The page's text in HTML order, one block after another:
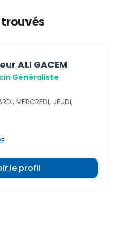
ALI GACEM
Généraliste
MERCREDI, JEUDI,
le profil